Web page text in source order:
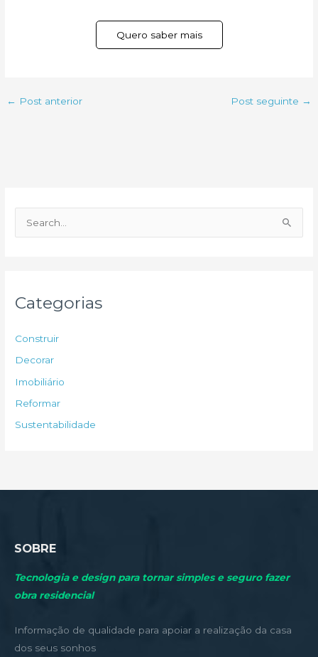
Quero saber mais
← Post anterior Post seguinte →
e
p
o
r
Categorias
Construir
Decorar
Imobiliário
Reformar
Sustentabilidade
SOBRE
Tecnologia e design para tornar simples e seguro fazer
obra residencial
Informação de qualidade para apoiar a realização da casa
dos seus sonhos